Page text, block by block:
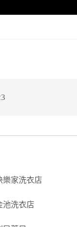
樂家洗衣店
池洗衣店